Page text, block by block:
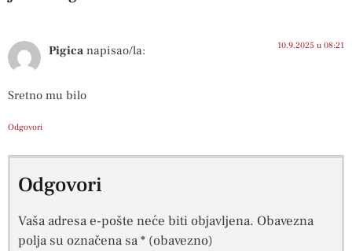
Pigica napisao/la: 10.9.2025 u 08:21
Sretno mu bilo
Odgovori
Odgovori
Vaša adresa e-pošte neće biti objavljena. Obavezna
polja su označena sa* (obavezno)